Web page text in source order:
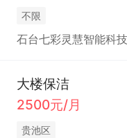
2. 熟练掌握基本办
不限
石台七彩灵慧智能科
大楼保洁
2500元/月
贵池区